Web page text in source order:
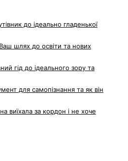
до ідеально гладенької
шлях до освіти та нових
гід до ідеального зору та
для самопізнання та як він
виїхала за кордон і не хоче